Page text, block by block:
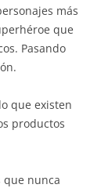
más
que
Pasando
que existen
productos
que nunca